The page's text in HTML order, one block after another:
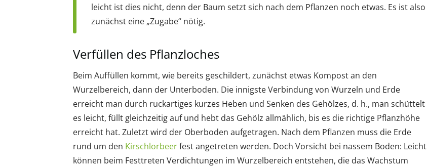
leicht ist dies nicht, denn der Baum setzt sich nach dem Pflanzen noch etwas. Es ist also
zunächst eine „Zugabe“ nötig.
Verfüllen des Pflanzloches
Beim Auffüllen kommt, wie bereits geschildert, zunächst etwas Kompost an den
Wurzelbereich, dann der Unterboden. Die innigste Verbindung von Wurzeln und Erde
erreicht man durch ruckartiges kurzes Heben und Senken des Gehölzes, d. h., man schüttelt
es leicht, füllt gleichzeitig auf und hebt das Gehölz allmählich, bis es die richtige Pflanzhöhe
erreicht hat. Zuletzt wird der Oberboden aufgetragen. Nach dem Pflanzen muss die Erde
rund um den Kirschlorbeerfest angetreten werden. Doch Vorsicht bei nassem Boden: Leicht
können beim Festtreten Verdichtungen im Wurzelbereich entstehen, die das Wachstum